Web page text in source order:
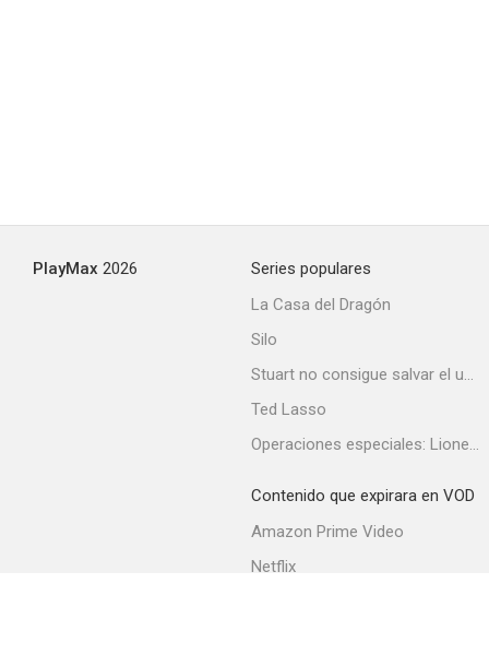
PlayMax 2026
Series populares
La Casa del Dragón
Silo
Stuart no consigue salvar el universo
Ted Lasso
Operaciones especiales: Lioness
Contenido que expirara en VOD
Amazon Prime Video
Netflix